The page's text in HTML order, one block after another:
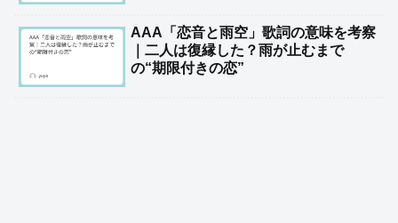
AAA「恋音と雨空」歌詞の意味を考察
｜二人は復縁した？雨が止むまで
の“期限付きの恋”